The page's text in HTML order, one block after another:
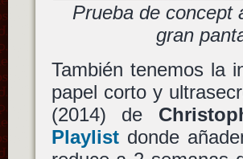
Prueba de concept
gran
También tenemos la
papel corto y
(2014) de
Playlistdonde